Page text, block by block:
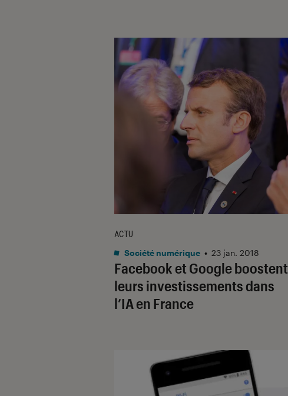
Facebook et Google boostent
leurs investissements dans
l’IA en France
ACTU
Société numérique • 23 jan. 2018